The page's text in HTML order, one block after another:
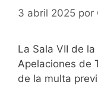
3 abril 2025 por
La Sala VII de
Apelaciones de
de la multa